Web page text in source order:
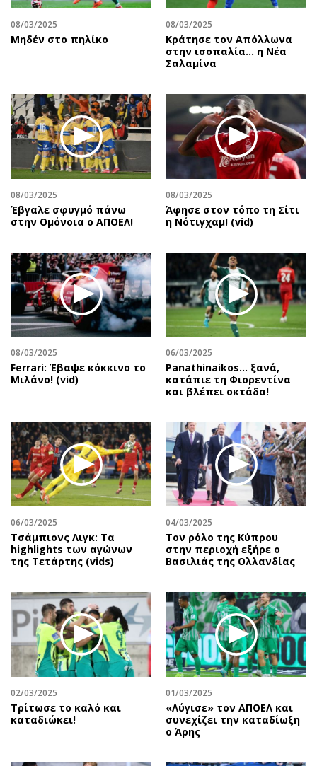
Αγορές
Money Review
Ενέργεια
Ναυτιλία
Περιβάλλον
Ελλάδα
Κόσμος
Παράξενα
Πολιτισμός
Θέατρο-Χορός
Μουσική
Εικαστικά
Βιβλίο
Χειρόγραφα
Αναδρομές
Πρόσωπα
Περιβάλλον
Γυναίκα
Showbiz
Ταξίδια
Συνταγές
Έξοδος
Media
Εκπομπές
Podcasts
Uncut
Προσφορές
Προσωπικότητες στην ''Κ''
Επιστολές
08/03/2025
Μηδέν στο πηλίκο
08/03/2025
Κράτησε τον Απόλλωνα
στην ισοπαλία… η Νέα
Σαλαμίνα
08/03/2025
Έβγαλε σφυγμό πάνω
στην Ομόνοια ο ΑΠΟΕΛ!
08/03/2025
Άφησε στον τόπο τη Σίτι
η Νότιγχαμ! (vid)
08/03/2025
Ferrari: Έβαψε κόκκινο το
Μιλάνο! (vid)
06/03/2025
Panathinaikos… ξανά,
κατάπιε τη Φιορεντίνα
και βλέπει οκτάδα!
06/03/2025
Τσάμπιονς Λιγκ: Τα
highlights των αγώνων
της Τετάρτης (vids)
04/03/2025
Τον ρόλο της Κύπρου
στην περιοχή εξήρε ο
Βασιλιάς της Ολλανδίας
02/03/2025
Τρίτωσε το καλό και
καταδιώκει!
01/03/2025
«Λύγισε» τον ΑΠΟΕΛ και
συνεχίζει την καταδίωξη
ο Άρης